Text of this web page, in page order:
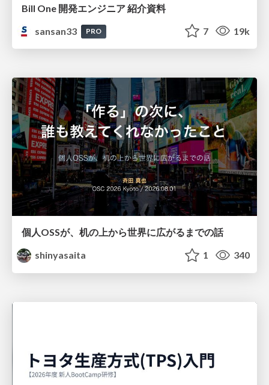
Bill One 開発エンジニア 紹介資料
sansan33
PRO 7 19k
個人OSSが、机の上から世界に広がるまでの話
shinyasaita
1 340